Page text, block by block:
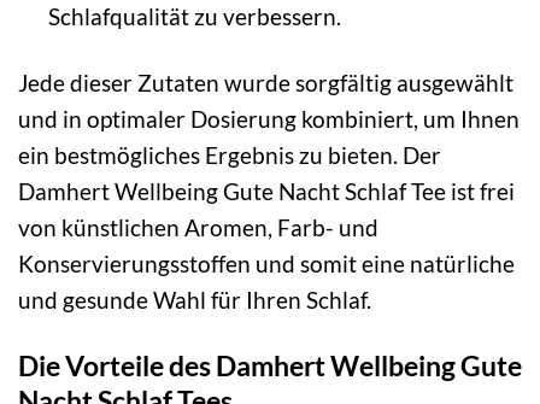
Schlafqualität zu verbessern.
Jede dieser Zutaten wurde sorgfältig ausgewählt
und in optimaler Dosierung kombiniert, um Ihnen
ein bestmögliches Ergebnis zu bieten. Der
Damhert Wellbeing Gute Nacht Schlaf Tee ist frei
von künstlichen Aromen, Farb- und
Konservierungsstoffen und somit eine natürliche
und gesunde Wahl für Ihren Schlaf.
Die Vorteile des Damhert Wellbeing Gute